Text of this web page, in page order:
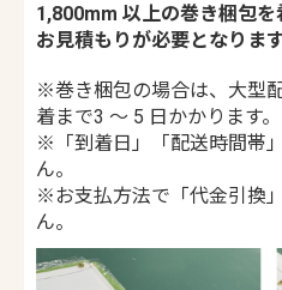
1,800mm 以上の巻き梱包
お見積もりが必要となります
※巻き梱包の場合は、大型
着まで3 ～ 5 日かかります。
※「到着日」「配送時間帯
ん。
※お支払方法で「代金引換
ん。